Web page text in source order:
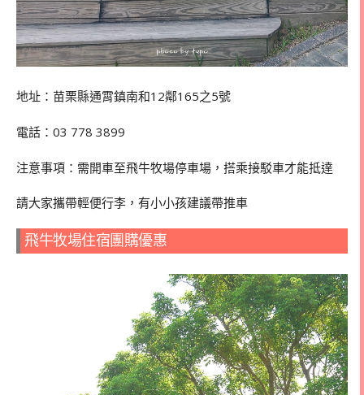
地址：苗栗縣通霄鎮南和12鄰165之5號
電話：03 778 3899
注意事項：需開車至飛牛牧場停車場，搭乘接駁車才能抵達
請大家攜帶輕便行李，有小小孩建議帶推車
飛牛牧場住宿團購優惠